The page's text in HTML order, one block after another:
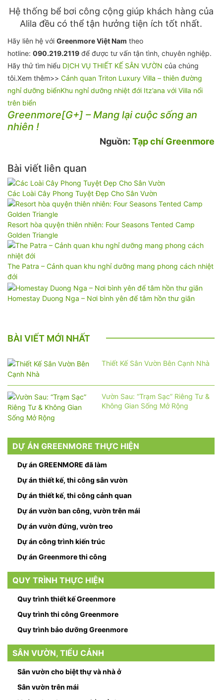
Hệ thống bể bơi công cộng giúp khách hàng của
Alila đều có thể tận hưởng tiện ích tốt nhất.
Hãy liên hệ với Greenmore Việt Nam theo
hotline: 090.219.2119 để được tư vấn tận tình, chuyên nghiệp.
Hãy thử tìm hiểu DỊCH VỤ THIẾT KẾ SÂN VƯỜN của chúng
tôi.Xem thêm>> Cảnh quan Triton Luxury Villa – thiên đường
nghỉ dưỡng biểnKhu nghỉ dưỡng nhiệt đới Itz’ana với Villa nổi
trên biển
Greenmore[G+] – Mang lại cuộc sống an
nhiên !
Nguồn: Tạp chí Greenmore
Bài viết liên quan
Các Loài Cây Phong Tuyệt Đẹp Cho Sân Vườn
Resort hòa quyện thiên nhiên: Four Seasons Tented Camp
Golden Triangle
The Patra – Cảnh quan khu nghỉ dưỡng mang phong cách nhiệt
đới
Homestay Duong Nga – Nơi bình yên để tâm hồn thư giãn
BÀI VIẾT MỚI NHẤT
Thiết Kế Sân Vườn Bên Cạnh Nhà
Vườn Sau: “Trạm Sạc” Riêng Tư &
Không Gian Sống Mở Rộng
DỰ ÁN GREENMORE THỰC HIỆN
Dự án GREENMORE đã làm
Dự án thiết kế, thi công sân vườn
Dự án thiết kế, thi công cảnh quan
Dự án vườn ban công, vườn trên mái
Dự án vườn đứng, vườn treo
Dự án công trình kiến trúc
Dự án Greenmore thi công
QUY TRÌNH THỰC HIỆN
Quy trình thiết kế Greenmore
Quy trình thi công Greenmore
Quy trình bảo dưỡng Greenmore
SÂN VƯỜN, TIỂU CẢNH
Sân vườn cho biệt thự và nhà ở
Sân vườn trên mái